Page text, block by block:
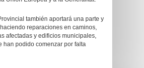
también aportará una parte y
reparaciones en caminos,
afectadas y edificios municipales,
han podido comenzar por falta